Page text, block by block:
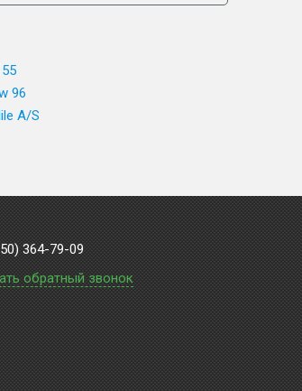
96
A/S
364-79-09
обратный звонок